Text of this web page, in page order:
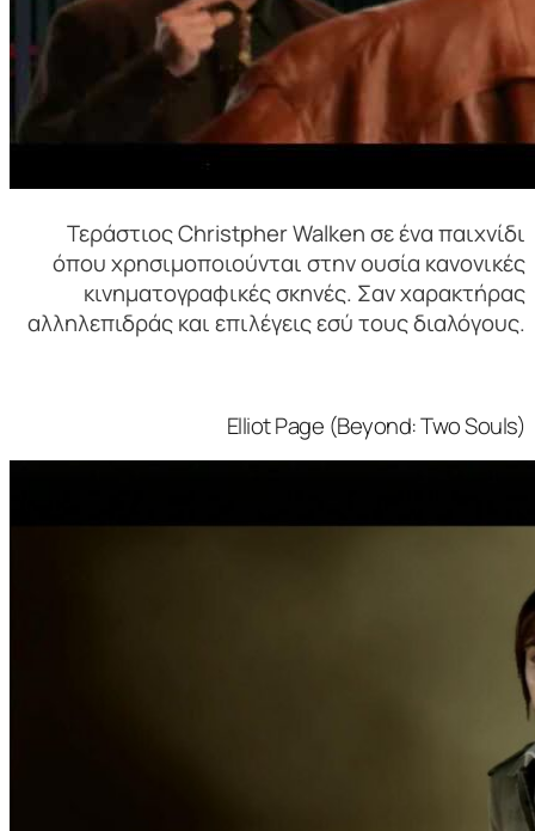
Τεράστιος Christpher Walken σε ένα παιχνίδι
όπου χρησιμοποιούνται στην ουσία κανονικές
κινηματογραφικές σκηνές. Σαν χαρακτήρας
αλληλεπιδράς και επιλέγεις εσύ τους διαλόγους.
Elliot Page (Beyond: Two Souls)